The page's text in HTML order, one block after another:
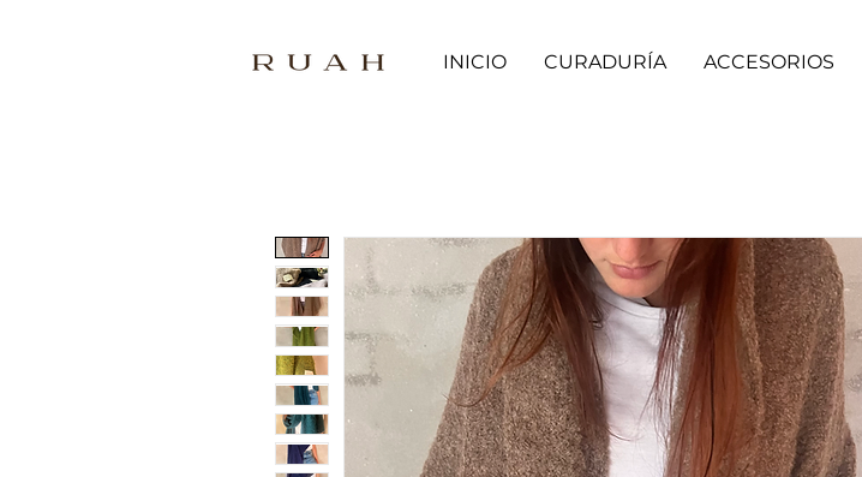
INICIO CURADURÍA ACCESORIOS